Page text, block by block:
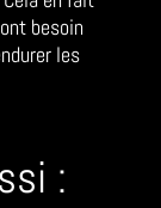
besoin
les
: